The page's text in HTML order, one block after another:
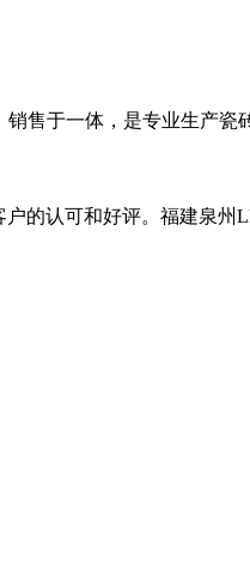
售于一体，是专业生产
的认可和好评。福建泉